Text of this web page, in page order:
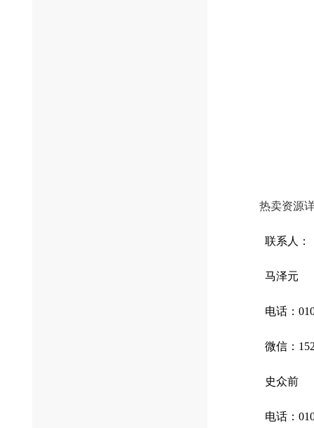
热卖资源
联系人：
马泽元
电话：
微信：152
史众前
电话：010-